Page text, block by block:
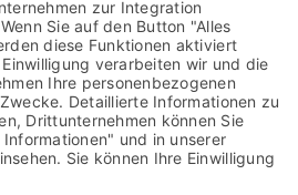
Patienteninformation der